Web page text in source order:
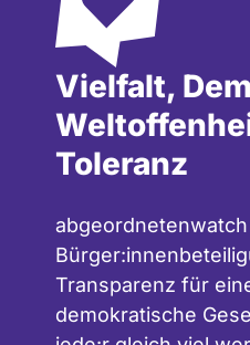
Vielfalt,
Toleranz
Transparenz für
demokratische